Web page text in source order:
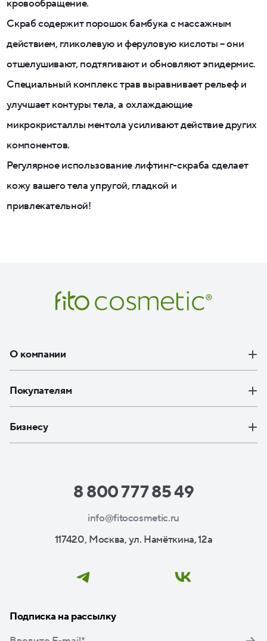
кровообращение.
Скраб содержит порошок бамбука с массажным
действием, гликолевую и феруловую кислоты – они
отшелушивают, подтягивают и обновляют эпидермис.
Специальный комплекс трав выравнивает рельеф и
улучшает контуры тела, а охлаждающие
микрокристаллы ментола усиливают действие других
компонентов.
Регулярное использование лифтинг-скраба сделает
кожу вашего тела упругой, гладкой и
привлекательной!
О компании
Покупателям
Бизнесу
8 800 777 85 49
info@fitocosmetic.ru
117420, Москва, ул. Намёткина, 12а
Подписка на рассылку